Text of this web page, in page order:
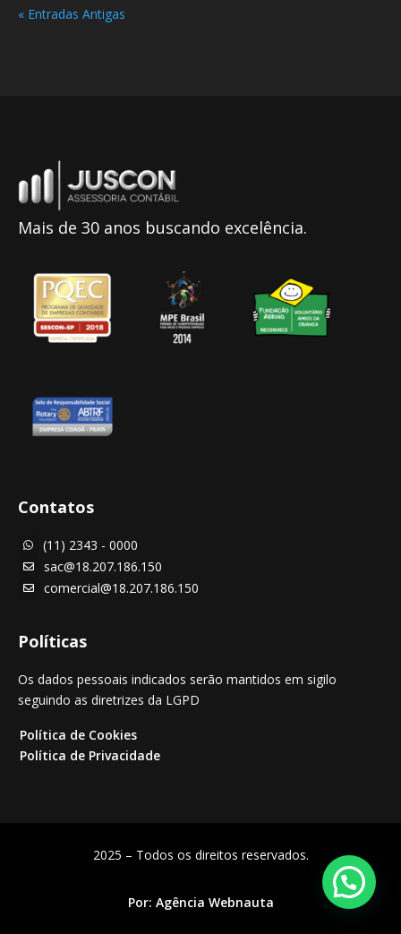
« Entradas Antigas
Mais de 30 anos buscando excelência.
Contatos
 (11) 2343 - 0000
 sac@18.207.186.150
 comercial@18.207.186.150
Políticas
Os dados pessoais indicados serão mantidos em sigilo
seguindo as diretrizes da LGPD
Política de Cookies
Política de Privacidade
2025 – Todos os direitos reservados.
Por: Agência Webnauta